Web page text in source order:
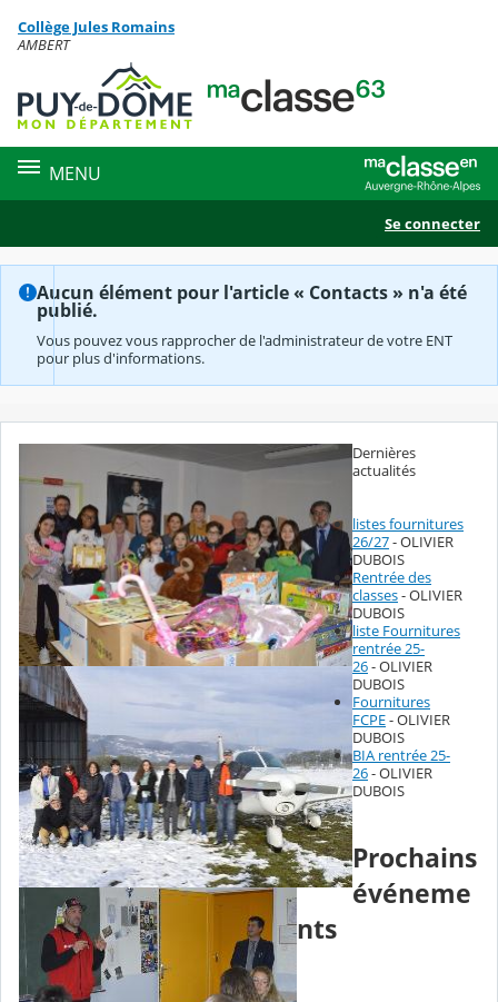
Contenu
Collège Jules Romains
AMBERT
MENU
Se connecter
Aucun élément pour l'article « Contacts » n'a été
publié.
Vous pouvez vous rapprocher de l'administrateur de votre ENT
pour plus d'informations.
Dernières
actualités
listes fournitures
26/27- OLIVIER
DUBOIS
Rentrée des
classes- OLIVIER
DUBOIS
liste Fournitures
rentrée 25-
26- OLIVIER
DUBOIS
Fournitures
FCPE- OLIVIER
DUBOIS
BIA rentrée 25-
26- OLIVIER
DUBOIS
Prochains
événeme
nts